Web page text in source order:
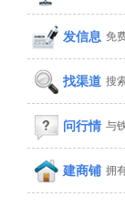
发信息 免
找渠道 搜
问行情 与
建商铺 拥